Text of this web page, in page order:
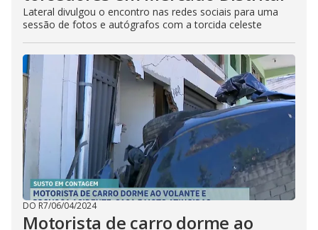
Lateral divulgou o encontro nas redes sociais para uma
sessão de fotos e autógrafos com a torcida celeste
DO R7/06/04/2024
Motorista de carro dorme ao